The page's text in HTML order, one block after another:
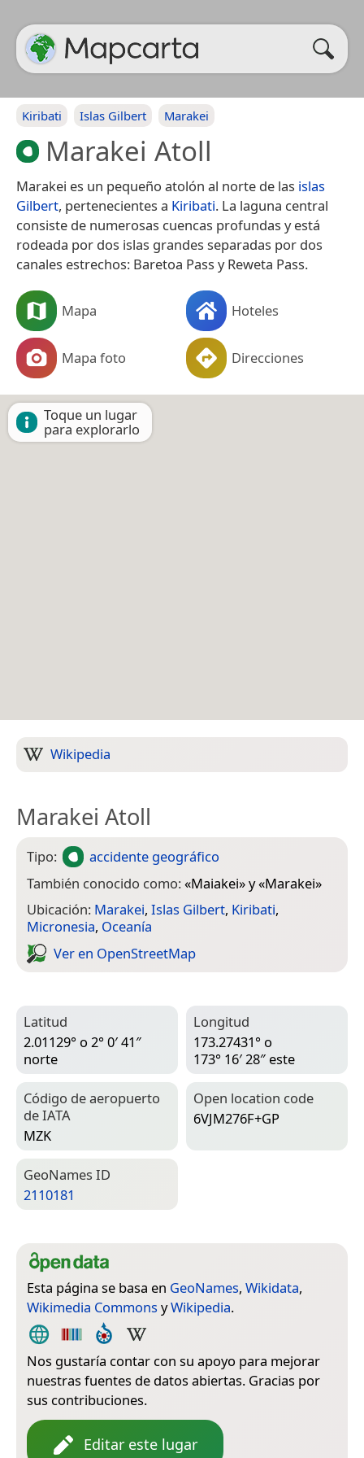
Kiribati Islas Gilbert Marakei
Marakei Atoll
Marakei es un pequeño atolón al norte de las islas
Gilbert, pertenecientes a Kiribati. La laguna central
consiste de numerosas cuencas profundas y está
rodeada por dos islas grandes separadas por dos
canales estrechos: Baretoa Pass y Reweta Pass.
Mapa Hoteles
Mapa foto Direcciones
Toque un lugar
para explorarlo
Wikipedia
Marakei Atoll
Tipo:
accidente geográfico
También conocido como:«Maiakei» y «Marakei»
Ubicación: Marakei, Islas Gilbert, Kiribati,
Micronesia, Oceanía
Ver en Open­Street­Map
Latitud
2.01129° o 2° 0′ 41″
norte
Longitud
173.27431° o
173° 16′ 28″ este
Código de aeropuerto
de IATA
MZK
Open location code
6VJM276F+GP
Geo­Names ID
2110181
Esta página se basa en GeoNames, Wikidata,
Wikimedia Commons yWikipedia.
Nos gustaría contar con su apoyo para mejorar
nuestras fuentes de datos abiertas. Gracias por
sus contribuciones.
Editar este lugar